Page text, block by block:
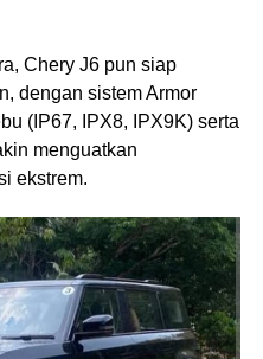
Chery J6 pun siap
dengan sistem Armor
(IP67, IPX8, IPX9K) serta
menguatkan
ekstrem.